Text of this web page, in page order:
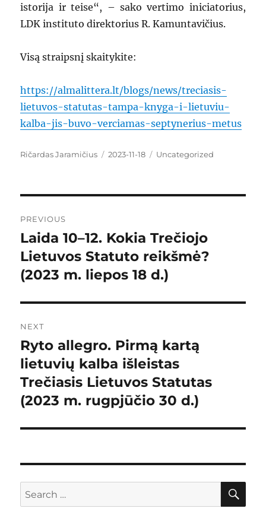
istorija ir teise“, – sako vertimo iniciatorius,
LDK instituto direktorius R. Kamuntavičius.
Visą straipsnį skaitykite:
https://almalittera.lt/blogs/news/treciasis-
lietuvos-statutas-tampa-knyga-i-lietuviu-
kalba-jis-buvo-verciamas-septynerius-metus
Author
Ričardas Jaramičius
Posted
2023-11-18 Categories
Uncategorized
navigation
PREVIOUS
Previous
post:
Laida 10–12. Kokia Trečiojo
Lietuvos Statuto reikšmė?
(2023 m. liepos 18 d.)
NEXT
Next
post:
Ryto allegro. Pirmą kartą
lietuvių kalba išleistas
Trečiasis Lietuvos Statutas
(2023 m. rugpjūčio 30 d.)
Search
for: